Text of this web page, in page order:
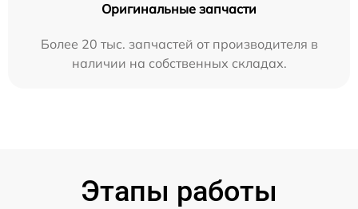
Оригинальные запчасти
Более 20 тыс. запчастей от производителя в
наличии на собственных складах.
Этапы работы